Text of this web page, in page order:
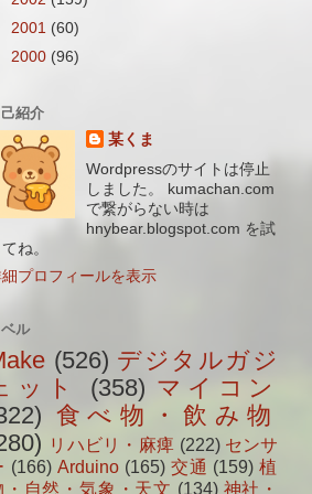
2001 (60)
2000 (96)
紹介
某くま
Wordpressのサイトは停止
しました。 kumachan.com
で繋がらない時は
hnybear.blogspot.com を試
ね。
プロフィールを表示
ル
(526) デジタルガジ
ット
(358) マイコン
食べ物・飲み物
リハビリ・麻痺 (222) センサ
(166) Arduino (165) 交通 (159) 植
・自然・気象・天文 (134) 神社・